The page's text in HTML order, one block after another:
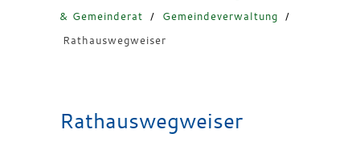
& Gemeinderat
/ Gemeindeverwaltung
/
Rathauswegweiser
Rathauswegweiser